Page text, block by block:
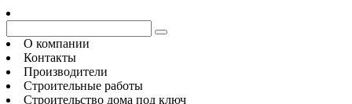
О компании
Контакты
Производители
Строительные работы
Строительство дома под ключ